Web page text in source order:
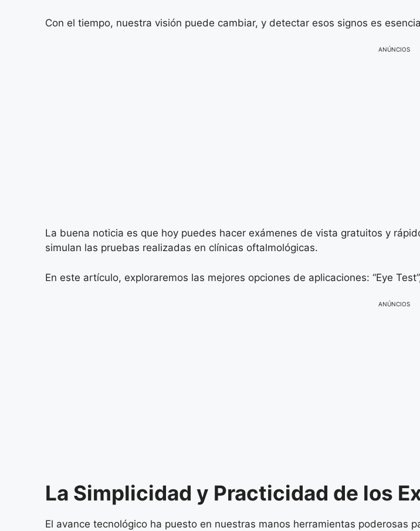
Con el tiempo, nuestra visión puede cambiar, y detectar esos signos es
ANÚNCIOS
La buena noticia es que hoy puedes hacer exámenes de vista gratuitos y
simulan las pruebas realizadas en clínicas oftalmológicas.
En este artículo, exploraremos las mejores opciones de aplicaciones: “Eye
ANÚNCIOS
La Simplicidad y Practicidad de los
El avance tecnológico ha puesto en nuestras manos herramientas poderosas